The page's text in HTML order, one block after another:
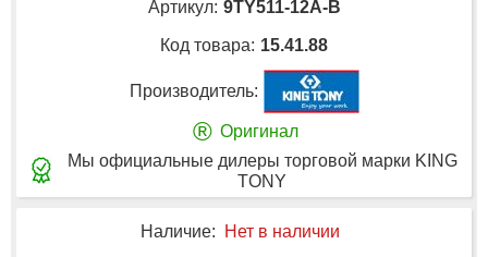
Артикул: 9TY511-12A-B
Код товара: 15.41.88
Производитель:
® Оригинал
Мы официальные дилеры торговой марки KING
TONY
Наличие: Нет в наличии